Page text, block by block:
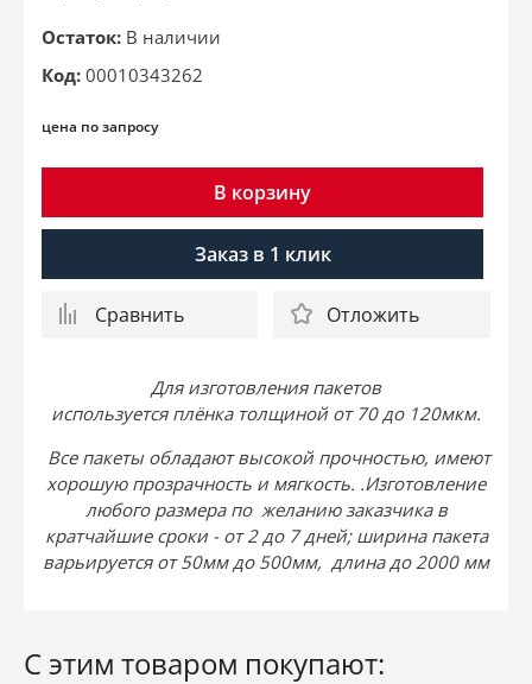
Остаток: В наличии
Код: 00010343262
цена по запросу
В корзину
Заказ в 1 клик
Сравнить Отложить
Для изготовления пакетов
используется плёнкатолщиной от 70 до 120мкм.
Все пакеты обладают высокой прочностью, имеют
хорошую прозрачность и мягкость. .Изготовление
любого размера по желанию заказчика в
кратчайшие сроки - от 2 до 7 дней; ширина пакета
варьируется от 50мм до 500мм, длина до 2000 мм
С этим товаром покупают: